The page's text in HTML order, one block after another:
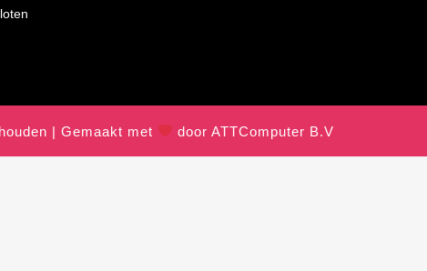
| Gemaakt met door ATTComputer B.V